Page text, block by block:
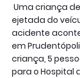
Uma criança
ejetada do
acidente
em
criança, 5
para o Hospital